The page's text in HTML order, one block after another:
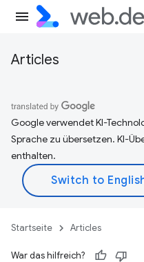
Articles
Google verwendet KI-
Sprache zu übersetzen. KI-
enthalten.
Startseite Articles
War das hilfreich?